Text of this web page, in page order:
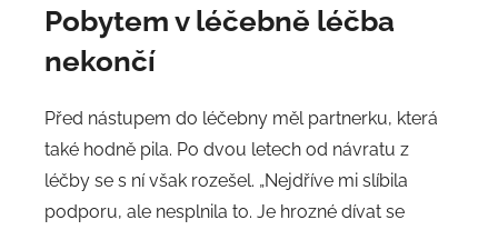
Pobytem v léčebně léčba
nekončí
Před nástupem do léčebny měl partnerku, která
také hodně pila. Po dvou letech od návratu z
léčby se s ní však rozešel. „Nejdříve mi slíbila
podporu, ale nesplnila to. Je hrozné dívat se